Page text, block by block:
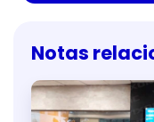
Notas